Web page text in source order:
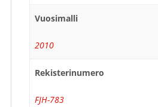
Vuosimalli
2010
Rekisterinumero
FJH-783